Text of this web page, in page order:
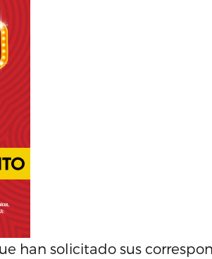
han solicitado sus